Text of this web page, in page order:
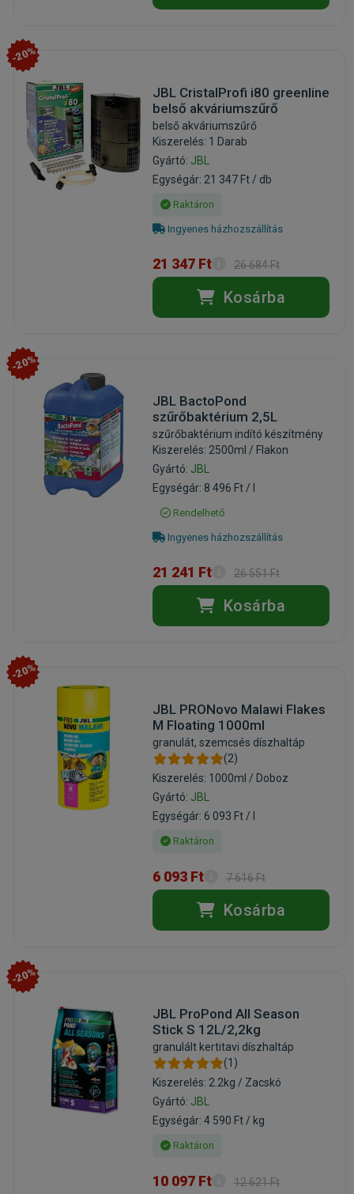
-20%
JBL CristalProfi i80 greenline
belső akváriumszűrő
belső akváriumszűrő
Kiszerelés: 1 Darab
Gyártó: JBL
Egységár: 21 347 Ft / db
Raktáron
Ingyenes házhozszállítás
21 347 Ft 26 684 Ft
Kosárba
-20%
JBL BactoPond
szűrőbaktérium 2,5L
szűrőbaktérium indító készítmény
Kiszerelés: 2500ml / Flakon
Gyártó: JBL
Egységár: 8 496 Ft / l
Rendelhető
Ingyenes házhozszállítás
21 241 Ft 26 551 Ft
Kosárba
-20%
JBL PRONovo Malawi Flakes
M Floating 1000ml
granulát, szemcsés díszhaltáp
(2)
Kiszerelés: 1000ml / Doboz
Gyártó: JBL
Egységár: 6 093 Ft / l
Raktáron
6 093 Ft 7 616 Ft
Kosárba
-20%
JBL ProPond All Season
Stick S 12L/2,2kg
granulált kertitavi díszhaltáp
(1)
Kiszerelés: 2.2kg / Zacskó
Gyártó: JBL
Egységár: 4 590 Ft / kg
Raktáron
10 097 Ft 12 621 Ft